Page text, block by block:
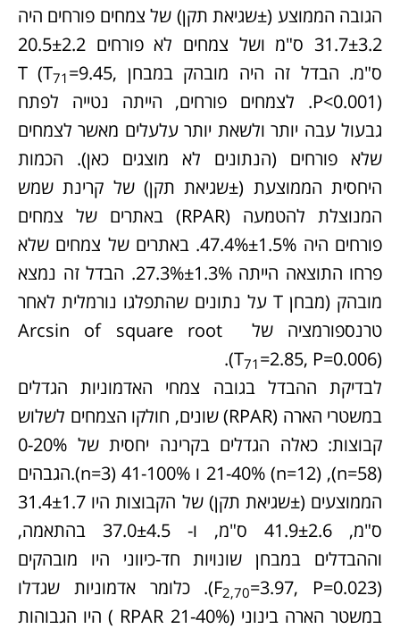
הגובה הממוצע (±שגיאת תקן) של צמחים פורחים היה
31.7±3.2 ס"מ ושל צמחים לא פורחים 20.5±2.2
ס"מ. הבדל זה היה מובהק במבחן T (T
71 =9.45,
P<0.001). לצמחים פורחים, הייתה נטייה לפתח
גבעול עבה יותר ולשאת יותר עלעלים מאשר לצמחים
שלא פורחים (הנתונים לא מוצגים כאן). הכמות
היחסית הממוצעת (±שגיאת תקן) של קרינת שמש
המנוצלת להטמעה (RPAR) באתרים של צמחים
פורחים היה 47.4%±1.5%. באתרים של צמחים שלא
פרחו התוצאה הייתה 27.3%±1.3%. הבדל זה נמצא
מובהק (מבחן T על נתונים שהתפלגו נורמלית לאחר
טרנספורמציה של Arcsin of square root
(T71 =2.85, P=0.006).
לבדיקת ההבדל בגובה צמחי האדמוניות הגדלים
במשטרי הארה (RPAR) שונים, חולקו הצמחים לשלוש
קבוצות: כאלה הגדלים בקרינה יחסית של 0-20%
(n=58), 21-40% (n=12) ו 41-100% (n=3).הגבהים
הממוצעים (±שגיאת תקן) של הקבוצות היו 31.4±1.7
ס"מ, 41.9±2.6 ס"מ, ו- 37.0±4.5 בהתאמה,
וההבדלים במבחן שונויות חד-כיווני היו מובהקים
(F
2,70 =3.97, P=0.023). כלומר אדמוניות שגדלו
במשטר הארה בינוני (21-40% RPAR ) היו הגבוהות